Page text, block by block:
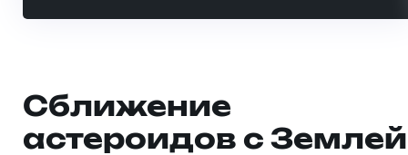
Сближение
астероидов с Землей